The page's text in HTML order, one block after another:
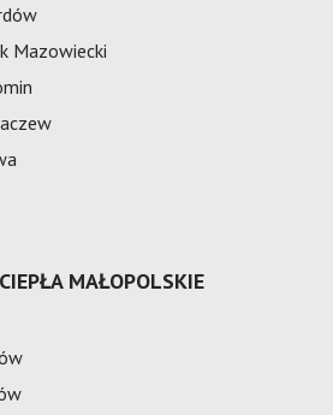
Mazowiecki
MAŁOPOLSKIE